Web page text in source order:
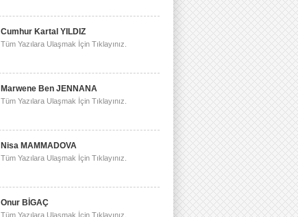
Cumhur Kartal YILDIZ
Tüm Yazılara Ulaşmak İçin Tıklayınız.
Marwene Ben JENNANA
Tüm Yazılara Ulaşmak İçin Tıklayınız.
Nisa MAMMADOVA
Tüm Yazılara Ulaşmak İçin Tıklayınız.
Onur BİGAÇ
Tüm Yazılara Ulaşmak İçin Tıklayınız.